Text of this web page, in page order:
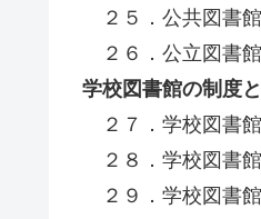
２５．公共図書
２６．公立図書
学校図書館の制度
２７．学校図書
２８．学校図書
２９．学校図書